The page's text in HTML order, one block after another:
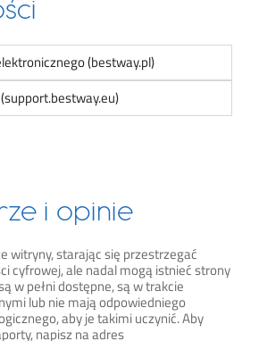
(bestway.pl)
i opinie
witryny, starając się przestrzegać
cyfrowej, ale nadal mogą istnieć strony
w pełni dostępne, są w trakcie
lub nie mają odpowiedniego
aby je takimi uczynić. Aby
napisz na adres